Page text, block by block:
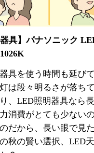
器具】パナソニック
具を使う時間も延び
は段々明るさが落ち
、LED照明器具なら
消費がとても少ない
だから、長い眼で見
秋の賢い選択、LED